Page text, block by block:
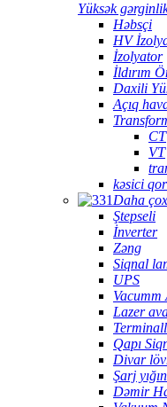
Yüksək
Həbsçi
HV
İzolyator
İldırım
Daxili
Açıq
CT
VT
kəsici
Daha
Ştepseli
İnverter
Zəng
Siqnal
UPS
Vacumm
Lazer
Qapı
Divar
Şarj
Dəmir